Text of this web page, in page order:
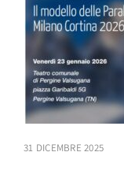
31 DICEMBRE 2025